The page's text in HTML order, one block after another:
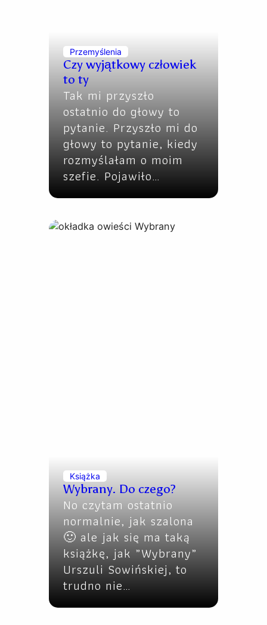
Przemyślenia
Czy wyjątkowy człowiek
to ty
Tak mi przyszło
ostatnio do głowy to
pytanie. Przyszło mi do
głowy to pytanie, kiedy
rozmyślałam o moim
szefie. Pojawiło…
Książka
Wybrany. Do czego?
No czytam ostatnio
normalnie, jak szalona
🙂 ale jak się ma taką
książkę, jak „Wybrany”
Urszuli Sowińskiej, to
trudno nie…